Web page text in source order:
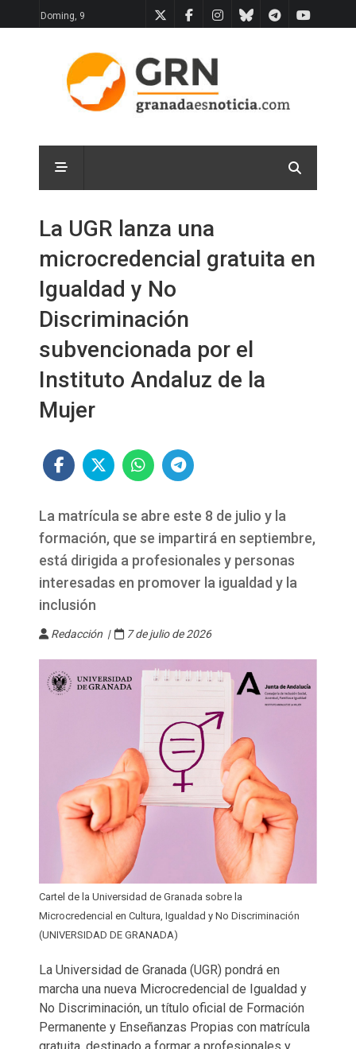
Doming, 9
La UGR lanza una
microcredencial gratuita en
Igualdad y No
Discriminación
subvencionada por el
Instituto Andaluz de la
Mujer
La matrícula se abre este 8 de julio y la
formación, que se impartirá en septiembre,
está dirigida a profesionales y personas
interesadas en promover la igualdad y la
inclusión
Redacción | 7 de julio de 2026
Cartel de la Universidad de Granada sobre la
Microcredencial en Cultura, Igualdad y No Discriminación
(UNIVERSIDAD DE GRANADA)
La Universidad de Granada (UGR) pondrá en
marcha una nueva Microcredencial de Igualdad y
No Discriminación, un título oficial de Formación
Permanente y Enseñanzas Propias con matrícula